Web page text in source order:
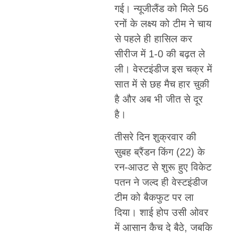
गई। न्यूजीलैंड को मिले 56
रनों के लक्ष्य को टीम ने चाय
से पहले ही हासिल कर
सीरीज में 1-0 की बढ़त ले
ली। वेस्टइंडीज इस चक्र में
सात में से छह मैच हार चुकी
है और अब भी जीत से दूर
है।
तीसरे दिन शुक्रवार की
सुबह ब्रैंडन किंग (22) के
रन-आउट से शुरू हुए विकेट
पतन ने जल्द ही वेस्टइंडीज
टीम को बैकफुट पर ला
दिया। शाई होप उसी ओवर
में आसान कैच दे बैठे, जबकि